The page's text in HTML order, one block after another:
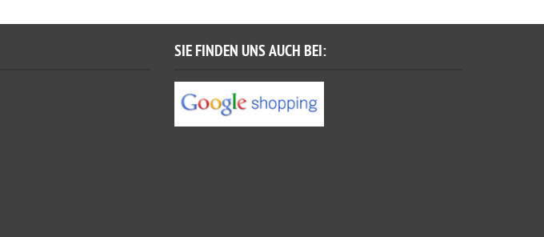
SIE FINDEN UNS AUCH BEI: